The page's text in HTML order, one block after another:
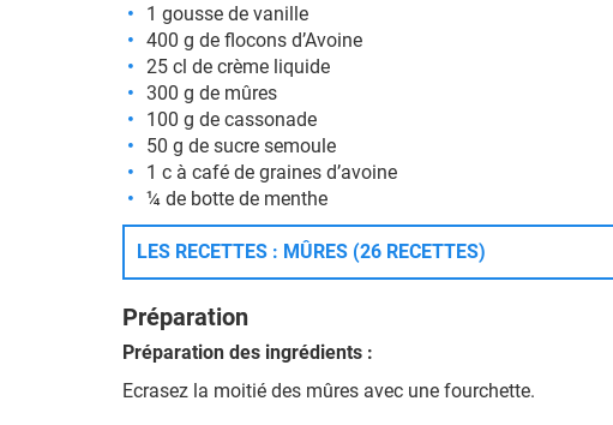
1 gousse de vanille
400 g de flocons d’Avoine
25 cl de crème liquide
300 g de mûres
100 g de cassonade
50 g de sucre semoule
1 c à café de graines d’avoine
¼ de botte de menthe
LES RECETTES : MÛRES (26 RECETTES)
Préparation
Préparation des ingrédients :
Ecrasez la moitié des mûres avec une fourchette.